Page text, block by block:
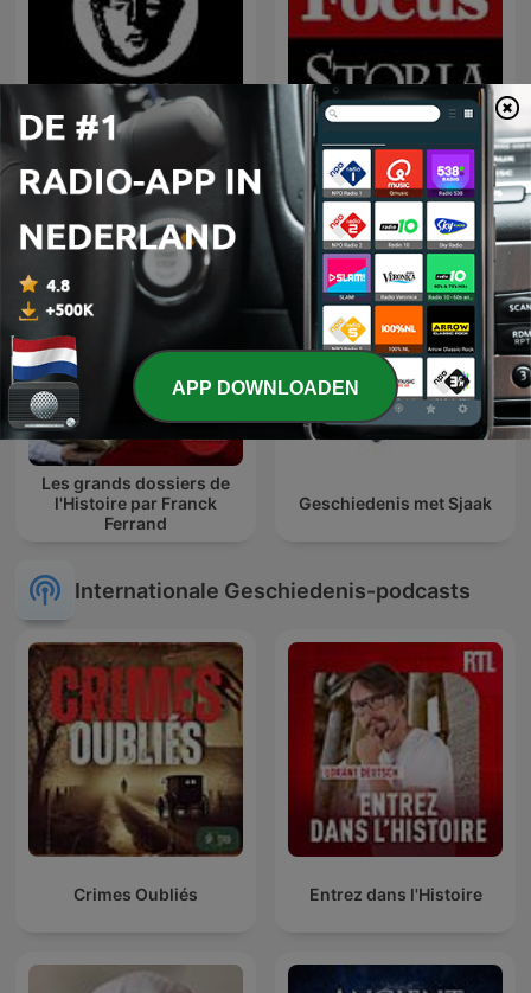
The Dutch Historian
Geschiedenis Podcast
Storia in Podcast
Les grands dossiers de
l'Histoire par Franck
Ferrand
Geschiedenis met Sjaak
Internationale Geschiedenis-podcasts
Crimes Oubliés Entrez dans l'Histoire
APP DOWNLOADEN